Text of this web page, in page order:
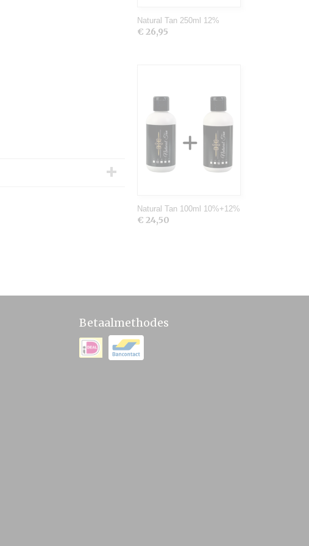
Natural Tan 250ml 12%
€ 26,95
Natural Tan 100ml 10%+12%
€ 24,50
Betaalmethodes